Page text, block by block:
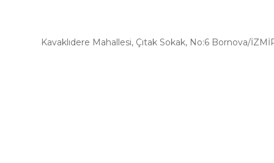
Kavaklıdere Mahallesi, Çıtak Sokak, No:6 Bornova/